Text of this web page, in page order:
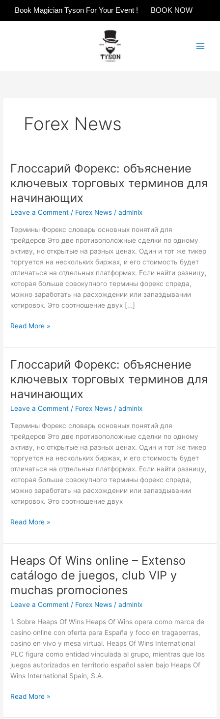
Book Magician Tyson For Your Event ! BOOK NOW
Forex News
Глоссарий Форекс: объяснение
ключевых торговых терминов для
начинающих
Leave a Comment / Forex News /admlnlx
Термины Форекс словарь основных понятий для
трейдеров Это две противоположные сделки по одному
активу, но открытые на разных ценах. Один и тот же тикер
торгуется на нескольких биржах, и его стоимость будет
отличаться на отдельных платформах. Если найти разницу,
которая больше совокупного термины форекс спреда,
можно заработать на расхождении или запаздывании
котировок. Это соотношение двух […]
Глоссарий
объяснение
ключевых
торговых
для
начинающих
Read More »
Глоссарий Форекс: объяснение
ключевых торговых терминов для
начинающих
Leave a Comment / Forex News /admlnlx
Термины Форекс словарь основных понятий для
трейдеров Это две противоположные сделки по одному
активу, но открытые на разных ценах. Один и тот же тикер
торгуется на нескольких биржах, и его стоимость будет
отличаться на отдельных платформах. Если найти разницу,
которая больше совокупного термины форекс спреда,
можно заработать на расхождении или запаздывании
котировок. Это соотношение двух
Глоссарий
объяснение
ключевых
торговых
для
начинающих
Read More »
Heaps Of Wins online – Extenso
catálogo de juegos, club VIP y
muchas promociones
Leave a Comment / Forex News /admlnlx
1. Sobre Heaps Of Wins Heaps Of Wins opera como marca de
casino online con oferta para España y foco en tragaperras,
casino en vivo y mesa virtual. Heaps Of Wins International
PLC figura como entidad vinculada al grupo, mientras que los
juegos autorizados en territorio español salen bajo Heaps Of
Wins International Spain, S.A.
Heaps
Wins
online
–
catálogo
de
juegos,
club
VIP
y
promociones
Read More »